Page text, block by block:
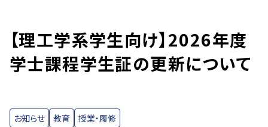
【理工学系学生向け】2026年度
学士課程学生証の更新について
お知らせ 教育 授業・履修